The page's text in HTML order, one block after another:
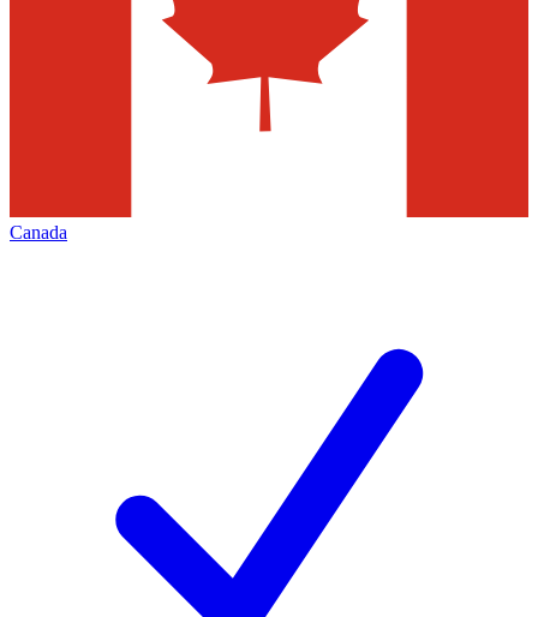
Canada